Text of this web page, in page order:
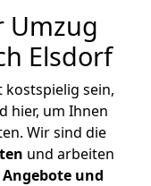
Umzug
Elsdorf
sein,
hier, um Ihnen
Wir sind die
und arbeiten
und